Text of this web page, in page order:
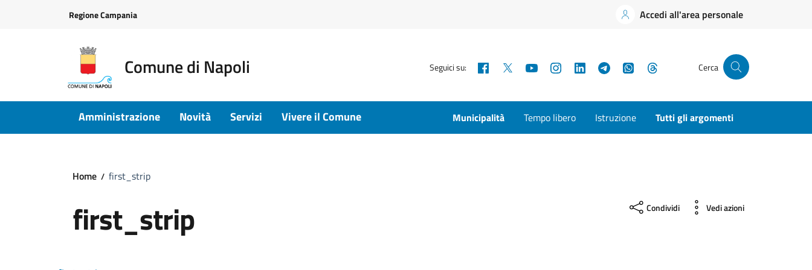
Regione Campania Accedi all'area personale
Comune di Napoli Seguici su: Facebook YouTubeInstagramLinkedInTelegramWhatsApp Cerca
Amministrazione Novità Servizi Vivere il Comune Municipalità Tempo libero Istruzione Tutti gli argomenti
Home first_strip
first_strip Condividi Vedi azioni